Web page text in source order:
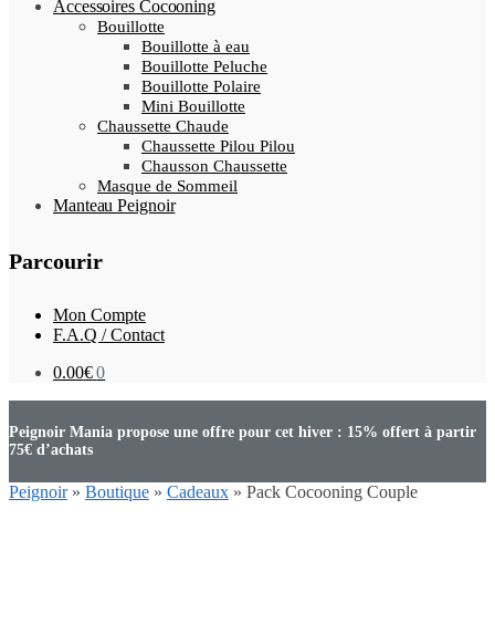
Accessoires Cocooning
Bouillotte
Bouillotte à eau
Bouillotte Peluche
Bouillotte Polaire
Mini Bouillotte
Chaussette Chaude
Chaussette Pilou Pilou
Chausson Chaussette
Masque de Sommeil
Manteau Peignoir
Parcourir
Mon Compte
F.A.Q / Contact
0.00€ 0
Peignoir Mania propose une offre pour cet hiver : 15% offert à partir
75€ d’achats
Peignoir » Boutique » Cadeaux » Pack Cocooning Couple